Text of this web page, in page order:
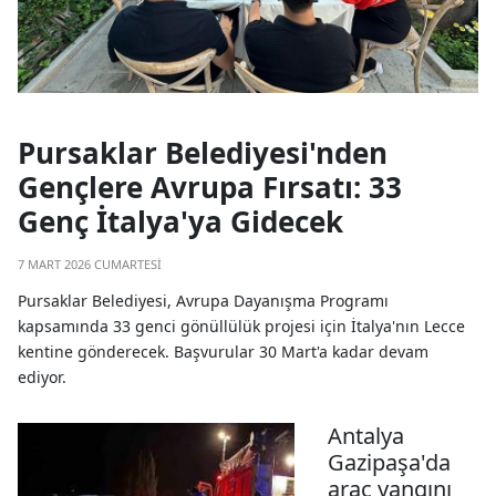
Pursaklar Belediyesi'nden
Gençlere Avrupa Fırsatı: 33
Genç İtalya'ya Gidecek
7 MART 2026 CUMARTESI
Pursaklar Belediyesi, Avrupa Dayanışma Programı
kapsamında 33 genci gönüllülük projesi için İtalya'nın Lecce
kentine gönderecek. Başvurular 30 Mart'a kadar devam
ediyor.
Antalya
Gazipaşa'da
araç yangını